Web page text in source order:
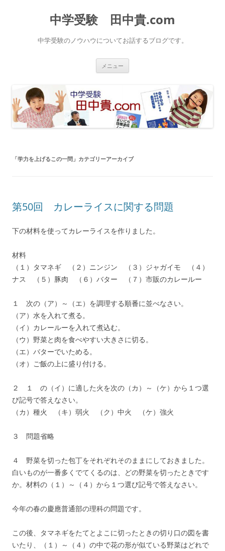
中学受験 田中貴.com
中学受験のノウハウについてお話するブログです。
メニュー
ス
キ
ッ
プ
「学力を上げるこの一問 」カテゴリーアーカイブ
第50回 カレーライスに関する問題
下の材料を使ってカレーライスを作りました。
材料
（１）タマネギ （２）ニンジン （３）ジャガイモ （４）
ナス （５）豚肉 （６）バター （７）市販のカレールー
１ 次の（ア）～（エ）を調理する順番に並べなさい。
（ア）水を入れて煮る。
（イ）カレールーを入れて煮込む。
（ウ）野菜と肉を食べやすい大きさに切る。
（エ）バターでいためる。
（オ）ご飯の上に盛り付ける。
２ １ の（イ）に適した火を次の（カ）～（ケ）から１つ選
び記号で答えなさい。
（カ）種火 （キ）弱火 （ク）中火 （ケ）強火
３ 問題省略
４ 野菜を切った包丁をそれぞれそのままにしておきました。
白いものが一番多くでてくるのは、どの野菜を切ったときです
か。材料の（１）～（４）から１つ選び記号で答えなさい。
今年の春の慶應普通部の理科の問題です。
この後、タマネギをたてとよこに切ったときの切り口の図を書
いたり、（１）～（４）の中で花の形が似ている野菜はどれで